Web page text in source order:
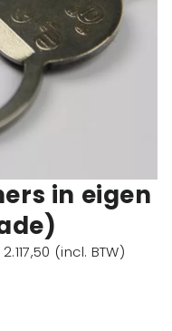
in eigen
(incl. BTW)